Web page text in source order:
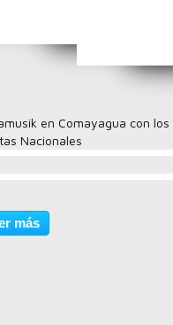
Sabor
Actividades para
Nuevos de
en Comayagua con los
Nacionales
más